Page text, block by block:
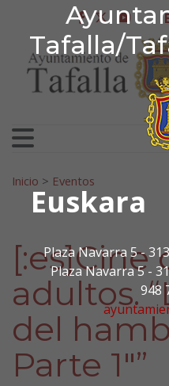
Tafalla/
Euskara
Plaza Navarra 5 -
Plaza Navarra 5 -
948
Ir al contenidofacebook
Bilatu:
Inicio > Eventos
[:es]Cine
adultos.
del
Parte 1″”